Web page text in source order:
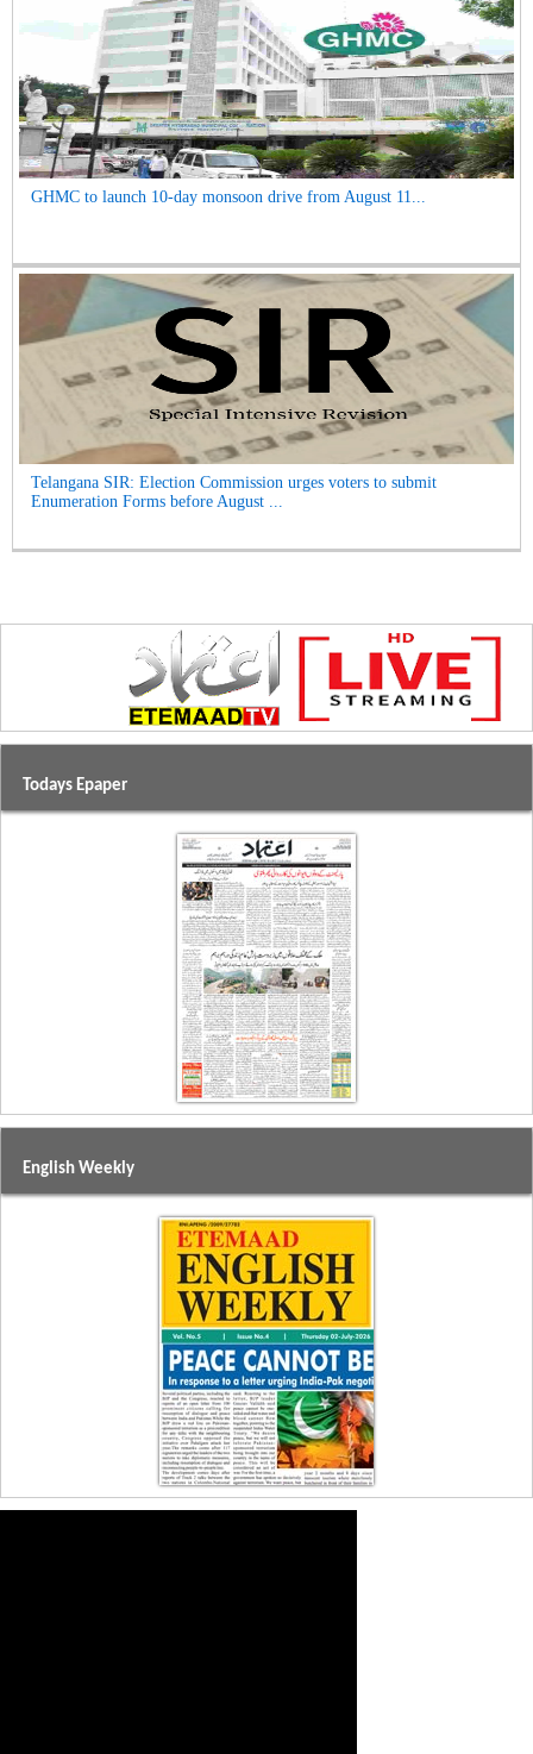
GHMC to launch 10-day monsoon drive from August 11...
Telangana SIR: Election Commission urges voters to submit
Enumeration Forms before August ...
Todays Epaper
English Weekly